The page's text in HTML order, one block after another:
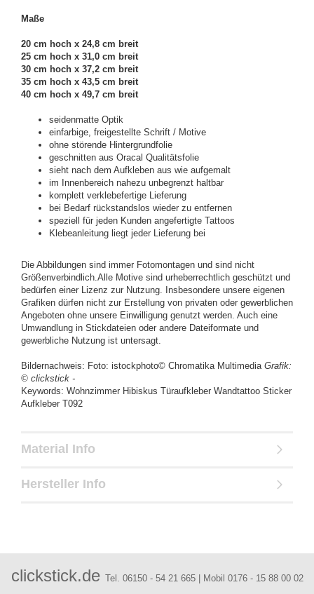
Maße
20 cm hoch x 24,8 cm breit
25 cm hoch x 31,0 cm breit
30 cm hoch x 37,2 cm breit
35 cm hoch x 43,5 cm breit
40 cm hoch x 49,7 cm breit
seidenmatte Optik
einfarbige, freigestellte Schrift / Motive
ohne störende Hintergrundfolie
geschnitten aus Oracal Qualitätsfolie
sieht nach dem Aufkleben aus wie aufgemalt
im Innenbereich nahezu unbegrenzt haltbar
komplett verklebefertige Lieferung
bei Bedarf rückstandslos wieder zu entfernen
speziell für jeden Kunden angefertigte Tattoos
Klebeanleitung liegt jeder Lieferung bei
Die Abbildungen sind immer Fotomontagen und sind nicht
Größenverbindlich.Alle Motive sind urheberrechtlich geschützt und
bedürfen einer Lizenz zur Nutzung. Insbesondere unsere eigenen
Grafiken dürfen nicht zur Erstellung von privaten oder gewerblichen
Angeboten ohne unsere Einwilligung genutzt werden. Auch eine
Umwandlung in Stickdateien oder andere Dateiformate und
gewerbliche Nutzung ist untersagt.
Bildernachweis: Foto: istockphoto© Chromatika Multimedia Grafik:
© clickstick -
Keywords: Wohnzimmer Hibiskus Türaufkleber Wandtattoo Sticker
Aufkleber T092
Material Info
Hersteller Info
clickstick.de Tel. 06150 - 54 21 665 | Mobil 0176 - 15 88 00 02